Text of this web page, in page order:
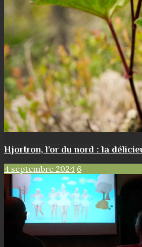
Hjortron, l’or du nord : la
4 septembre 2024 6